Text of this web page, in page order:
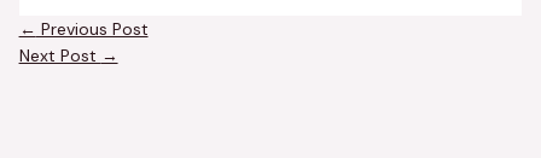
← Previous Post
Next Post →